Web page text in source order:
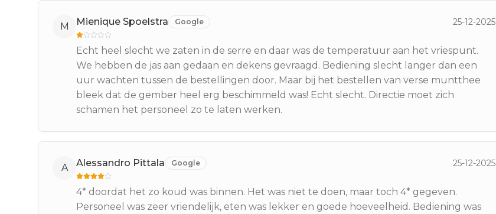
M Mienique Spoelstra Google 25-12-2025
Echt heel slecht we zaten in de serre en daar was de temperatuur aan het vriespunt.
We hebben de jas aan gedaan en dekens gevraagd. Bediening slecht langer dan een
uur wachten tussen de bestellingen door. Maar bij het bestellen van verse muntthee
bleek dat de gember heel erg beschimmeld was! Echt slecht. Directie moet zich
schamen het personeel zo te laten werken.
A Alessandro Pittala Google 25-12-2025
4* doordat het zo koud was binnen. Het was niet te doen, maar toch 4* gegeven.
Personeel was zeer vriendelijk, eten was lekker en goede hoeveelheid. Bediening was